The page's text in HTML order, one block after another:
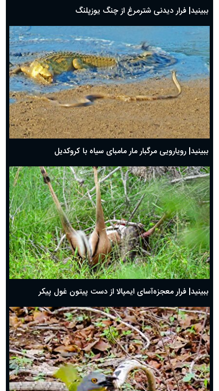
ببینید| فرار دیدنی شترمرغ از چنگ یوزپلنگ
ببینید| رویارویی مرگبار مار مامبای سیاه با کروکدیل
ببینید| فرار معجزه‌آسای ایمپالا از دست پیتون غول پیکر